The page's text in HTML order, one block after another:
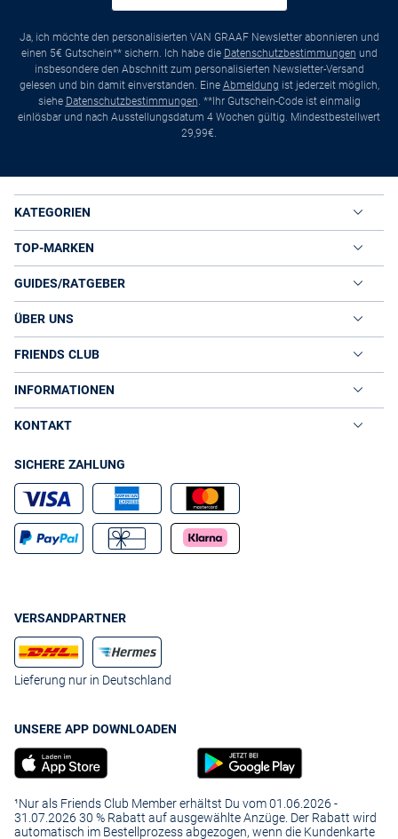
Ja, ich möchte den personalisierten VAN GRAAF Newsletter abonnieren und
einen 5€ Gutschein** sichern. Ich habe die Datenschutzbestimmungen und
insbesondere den Abschnitt zum personalisierten Newsletter-Versand
gelesen und bin damit einverstanden. Eine Abmeldung ist jederzeit möglich,
siehe Datenschutzbestimmungen . **Ihr Gutschein-Code ist einmalig
einlösbar und nach Ausstellungsdatum 4 Wochen gültig. Mindestbestellwert
29,99€.
KATEGORIEN
TOP-MARKEN
GUIDES/RATGEBER
ÜBER UNS
FRIENDS CLUB
INFORMATIONEN
KONTAKT
SICHERE ZAHLUNG
VERSANDPARTNER
Lieferung nur in Deutschland
UNSERE APP DOWNLOADEN
¹Nur als Friends Club Member erhältst Du vom 01.06.2026 -
31.07.2026 30 % Rabatt auf ausgewählte Anzüge. Der Rabatt wird
automatisch im Bestellprozess abgezogen, wenn die Kundenkarte